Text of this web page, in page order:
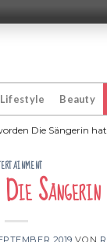
Lifestyle Beauty
Die Sängerin
Sängerin
2019 VON